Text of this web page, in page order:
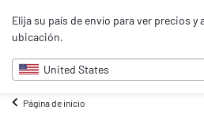
Elija su país de envío para ver precios y
ubicación.
United States
Página de inicio